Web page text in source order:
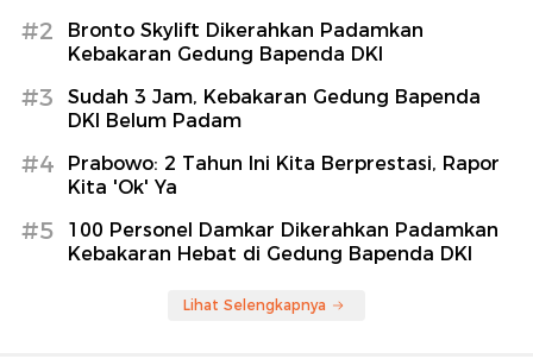
#2
Bronto Skylift Dikerahkan Padamkan
Kebakaran Gedung Bapenda DKI
#3
Sudah 3 Jam, Kebakaran Gedung Bapenda
DKI Belum Padam
#4
Prabowo: 2 Tahun Ini Kita Berprestasi, Rapor
Kita 'Ok' Ya
#5
100 Personel Damkar Dikerahkan Padamkan
Kebakaran Hebat di Gedung Bapenda DKI
Lihat Selengkapnya